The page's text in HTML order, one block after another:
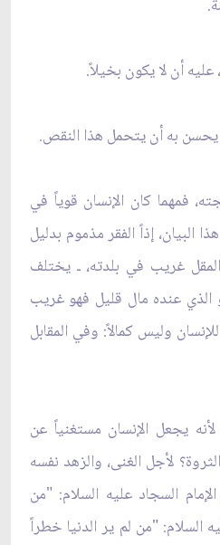
أن لا يكون بخيلاً.
يحسن به أن يتحمل هذا النقص.
فمهما كان الإنسان قوياً في
البيان، إذاً الفقر مذموم بدليل
غريب في بلدته، ـ يختلف
الذي عنده مال قليل فهو غريب
وليس كمالاً: وفي المقابل
يجعل الإنسان مستغنياً عن
لأجل الغنى، والزهد نفسه
السجاد عليه السلام: "من
السلام: "من لم ير الدنيا خطراً